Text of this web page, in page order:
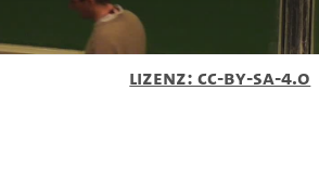
Lizenz: CC-BY-SA-4.0